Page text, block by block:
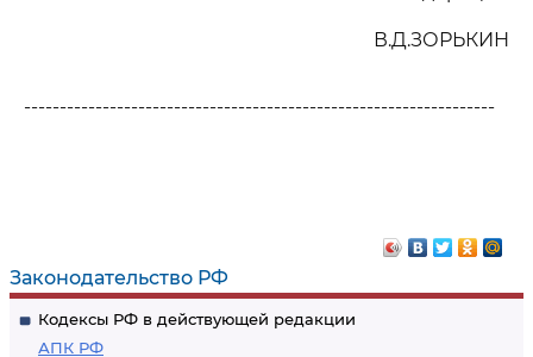
Законодательство РФ
Кодексы РФ в действующей редакции
АПК РФ
В.Д.ЗОРЬКИН
------------------------------------------------------------------